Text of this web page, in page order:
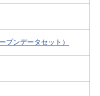
プンデータセット）